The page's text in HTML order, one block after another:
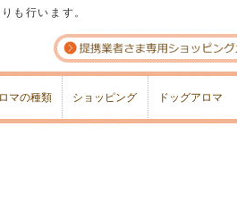
も行います。
マの種類 ショッピング ドッグアロマ